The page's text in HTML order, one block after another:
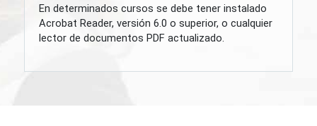
En determinados cursos se debe tener instalado
Acrobat Reader, versión 6.0 o superior, o cualquier
lector de documentos PDF actualizado.